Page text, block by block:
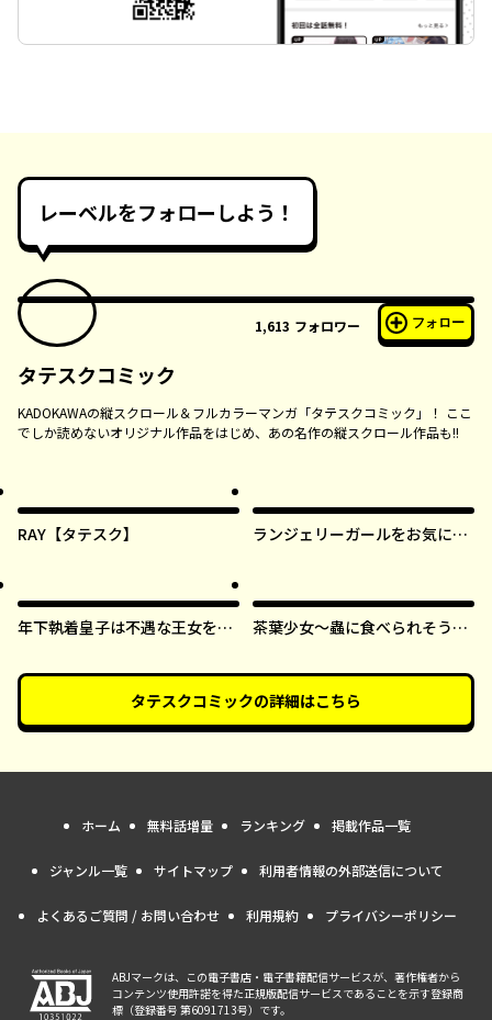
レーベルをフォローしよう！
1,613 フォロワー フォロー
タテスクコミック
KADOKAWAの縦スクロール＆フルカラーマンガ「タテスクコミック」！ ここ
でしか読めないオリジナル作品をはじめ、あの名作の縦スクロール作品も!!
RAY【タテスク】
ランジェリーガールをお気に召
年下執着皇子は不遇な王女を愛
茶葉少女～蟲に食べられそうに
した！～【タテスク】
タテスクコミックの詳細はこちら
ホーム 無料話増量 ランキング 掲載作品一覧
ジャンル一覧 サイトマップ 利用者情報の外部送信について
よくあるご質問 / お問い合わせ 利用規約 プライバシーポリシー
ABJマークは、この電子書店・電子書籍配信サービスが、著作権者から
コンテンツ使用許諾を得た正規版配信サービスであることを示す登録商
標（登録番号 第6091713号）です。